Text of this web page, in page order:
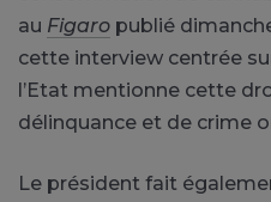
au Figaro publié
cette interview centrée
l’Etat mentionne cette
délinquance et de crime
Le président fait